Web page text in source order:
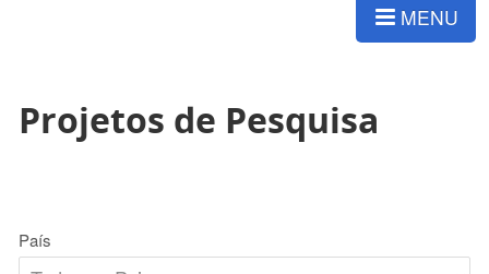
MENU
Projetos de Pesquisa
País